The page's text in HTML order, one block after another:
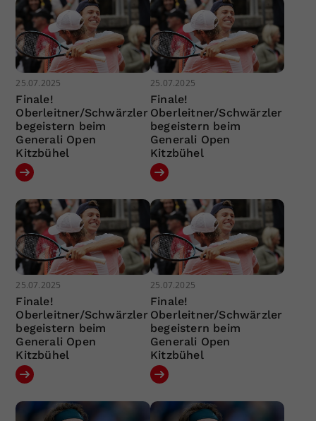
25.07.2025
Finale!
Oberleitner/Schwärzler
begeistern beim
Generali Open
Kitzbühel
25.07.2025
Finale!
Oberleitner/Schwärzler
begeistern beim
Generali Open
Kitzbühel
25.07.2025
Finale!
Oberleitner/Schwärzler
begeistern beim
Generali Open
Kitzbühel
25.07.2025
Finale!
Oberleitner/Schwärzler
begeistern beim
Generali Open
Kitzbühel